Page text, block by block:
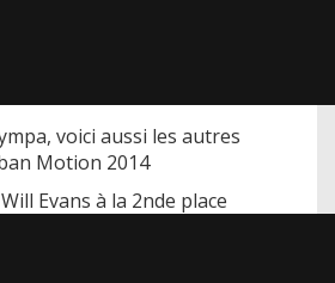
voici aussi les autres
Motion 2014
Evans à la 2nde place